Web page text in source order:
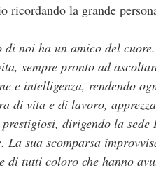
ricordando la grande
di noi ha un amico del
sempre pronto ad
e intelligenza, rendendo
di vita e di lavoro,
dirigendo la sede
La sua scomparsa
di tutti coloro che hanno